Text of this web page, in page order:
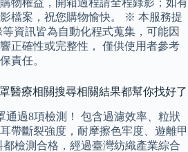
物權益，開箱過程請全程錄影；如有
檔案，祝您購物愉快。 ※ 本服務提
資訊皆為自動化程式蒐集，可能因
正確性或完整性， 僅供使用者參考
責任。
醫療相關搜尋相關結果都幫你找好了
通過8項檢測！ 包含過濾效率、粒狀
帶斷裂強度，耐摩擦色牢度、遊離甲
檢測合格，經過臺灣紡織產業綜合